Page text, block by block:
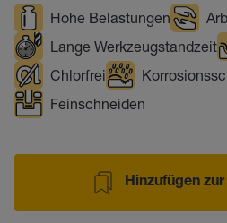
Hohe Belastungen
Lange Werkzeugstandzeit
Chlorfrei
Feinschneiden
Hinzufügen